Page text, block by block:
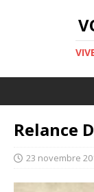
Relance
23 novembre